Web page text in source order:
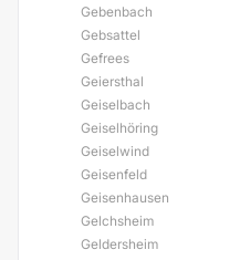
Gebenbach
Gebsattel
Gefrees
Geiersthal
Geiselbach
Geiselhöring
Geiselwind
Geisenfeld
Geisenhausen
Gelchsheim
Geldersheim